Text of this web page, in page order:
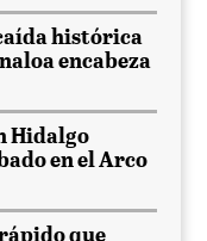
histórica
encabeza
Hidalgo
en el Arco
que